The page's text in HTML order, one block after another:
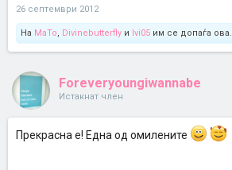
26 септември 2012
На MaTo, Divinebutterfly и Ivi05 им се допаѓа ова.
Foreveryoungiwannabe
Истакнат член
Прекрасна е! Една од омилените